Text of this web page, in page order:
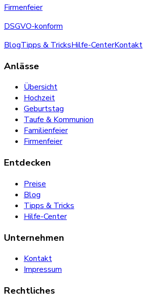
Firmenfeier
DSGVO-konform
BlogTipps & TricksHilfe-CenterKontakt
Anlässe
Übersicht
Hochzeit
Geburtstag
Taufe & Kommunion
Familienfeier
Firmenfeier
Entdecken
Preise
Blog
Tipps & Tricks
Hilfe-Center
Unternehmen
Kontakt
Impressum
Rechtliches